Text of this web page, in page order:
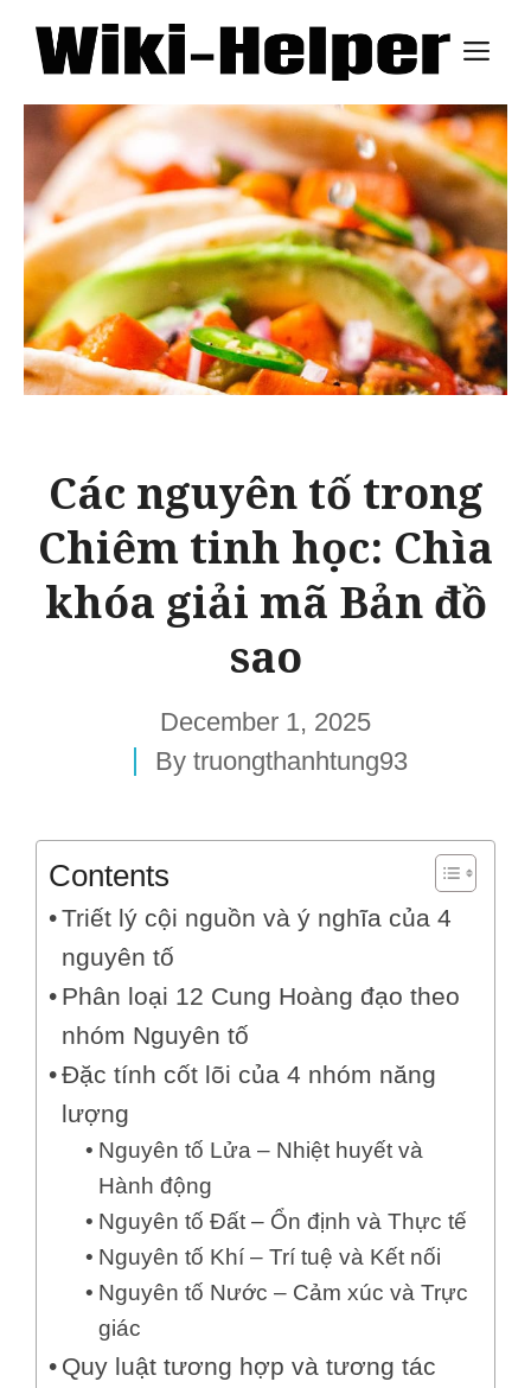
Skip
content
Các nguyên tố trong
Chiêm tinh học: Chìa
khóa giải mã Bản đồ
sao
December 1, 2025
By truongthanhtung93
Contents
Triết lý cội nguồn và ý nghĩa của 4
nguyên tố
Phân loại 12 Cung Hoàng đạo theo
nhóm Nguyên tố
Đặc tính cốt lõi của 4 nhóm năng
lượng
Nguyên tố Lửa – Nhiệt huyết và
Hành động
Nguyên tố Đất – Ổn định và Thực tế
Nguyên tố Khí – Trí tuệ và Kết nối
Nguyên tố Nước – Cảm xúc và Trực
giác
Quy luật tương hợp và tương tác